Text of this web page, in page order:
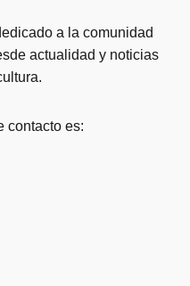
a la comunidad
actualidad y noticias
contacto es: